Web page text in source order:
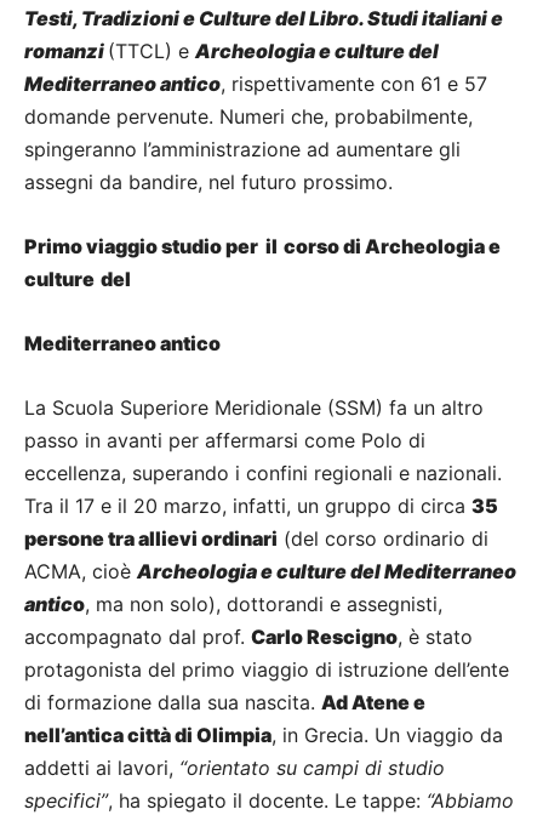
Testi, Tradizioni e Culture del Libro. Studi italiani e
romanzi (TTCL) eArcheologia e culture del
Mediterraneo antico, rispettivamente con 61 e 57
domande pervenute. Numeri che, probabilmente,
spingeranno l’amministrazione ad aumentare gli
assegni da bandire, nel futuro prossimo.
Primo viaggio studio per il corso di Archeologia e
culture del
Mediterraneo antico
La Scuola Superiore Meridionale (SSM) fa un altro
passo in avanti per affermarsi come Polo di
eccellenza, superando i confini regionali e nazionali.
Tra il 17 e il 20 marzo, infatti, un gruppo di circa 35
persone tra allievi ordinari (del corso ordinario di
ACMA, cioèArcheologia e culture del Mediterraneo
antico, ma non solo), dottorandi e assegnisti,
accompagnato dal prof. Carlo Rescigno, è stato
protagonista del primo viaggio di istruzione dell’ente
di formazione dalla sua nascita. Ad Atene e
nell’antica città di Olimpia, in Grecia. Un viaggio da
addetti ai lavori, “orientato su campi di studio
specifici”, ha spiegato il docente. Le tappe: “Abbiamo